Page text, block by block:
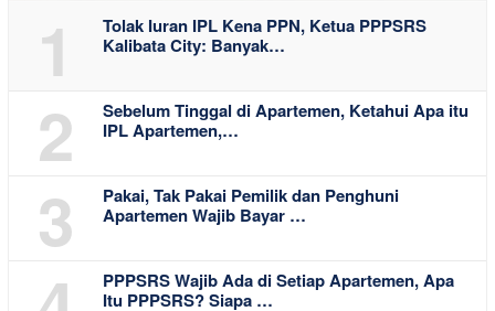
1
Tolak Iuran IPL Kena PPN, Ketua PPPSRS
Kalibata City: Banyak…
2
Sebelum Tinggal di Apartemen, Ketahui Apa itu
IPL Apartemen,…
3
Pakai, Tak Pakai Pemilik dan Penghuni
Apartemen Wajib Bayar …
PPPSRS Wajib Ada di Setiap Apartemen, Apa
Itu PPPSRS? Siapa …